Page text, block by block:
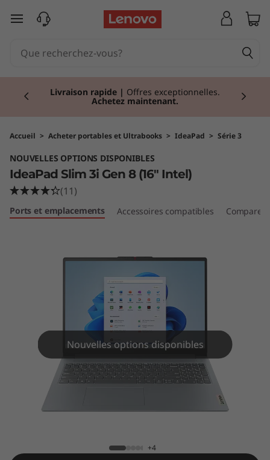
a
d
S
passer au contenu principal
Livraison rapide | Offres exceptionnelles.
Achetez maintenant.
Accueil > Acheter portables et Ultrabooks > IdeaPad > Série 3
NOUVELLES OPTIONS DISPONIBLES
IdeaPad Slim 3i Gen 8 (16" Intel)
(11)
Ports et emplacements Accessoires compatibles Comparer
Nouvelles options disponibles
+4